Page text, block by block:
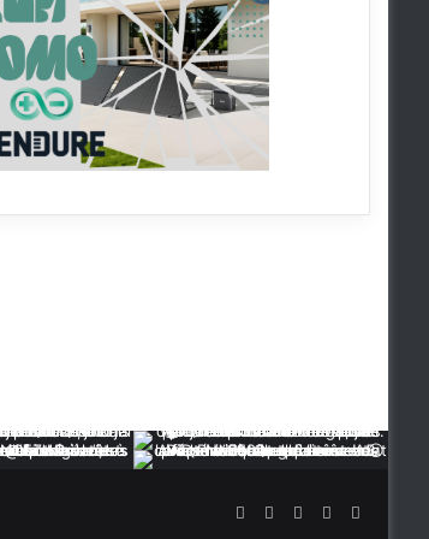
RSS FacebookYouTube